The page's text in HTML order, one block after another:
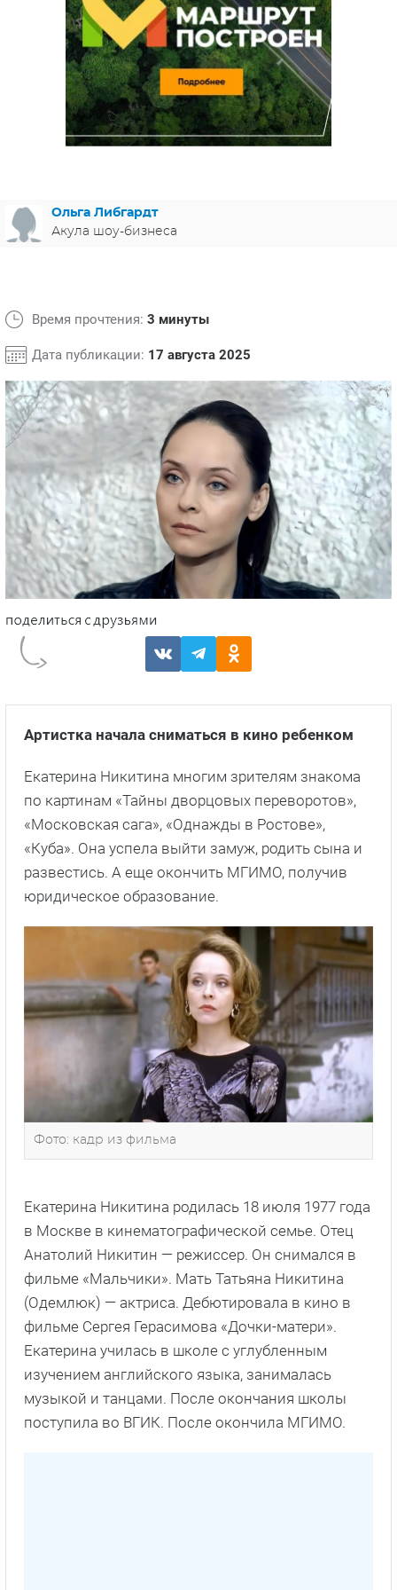
МЕЛОДРАМЫ
ИСПАНИЯ
ФРАНЦИЯ
ГЕРМАНИЯ
СВЕТСКИЕ НОВОСТИ
СПОЙЛЕРЫ ИЗ СЕРИАЛОВ
Ольга Либгардт
Акула шоу-бизнеса
Время прочтения: 3 минуты
Дата публикации: 17 августа 2025
Артистка начала сниматься в кино ребенком
Екатерина Никитина многим зрителям знакома
по картинам «Тайны дворцовых переворотов»,
«Московская сага», «Однажды в Ростове»,
«Куба». Она успела выйти замуж, родить сына и
развестись. А еще окончить МГИМО, получив
юридическое образование.
Фото: кадр из фильма
Екатерина Никитина родилась 18 июля 1977 года
в Москве в кинематографической семье. Отец
Анатолий Никитин — режиссер. Он снимался в
фильме «Мальчики». Мать Татьяна Никитина
(Одемлюк) — актриса. Дебютировала в кино в
фильме Сергея Герасимова «Дочки-матери».
Екатерина училась в школе с углубленным
изучением английского языка, занималась
музыкой и танцами. После окончания школы
поступила во ВГИК. После окончила МГИМО.